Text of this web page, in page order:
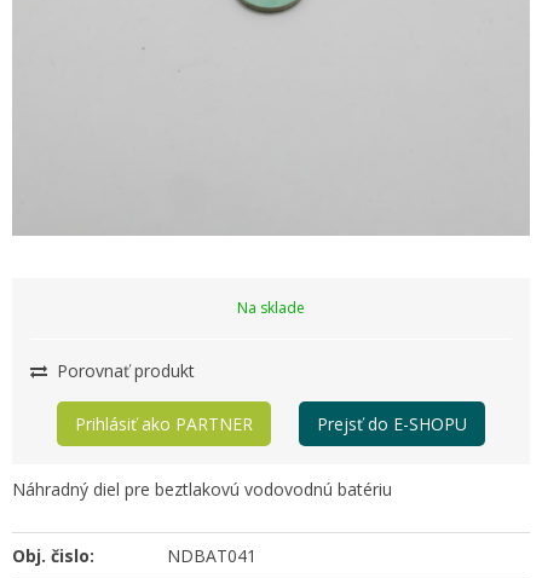
Na sklade
Porovnať produkt
Prihlásiť ako PARTNER Prejsť do E-SHOPU
Náhradný diel pre beztlakovú vodovodnú batériu
Obj. čislo:
NDBAT041